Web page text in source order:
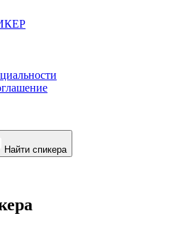
Найти спикера